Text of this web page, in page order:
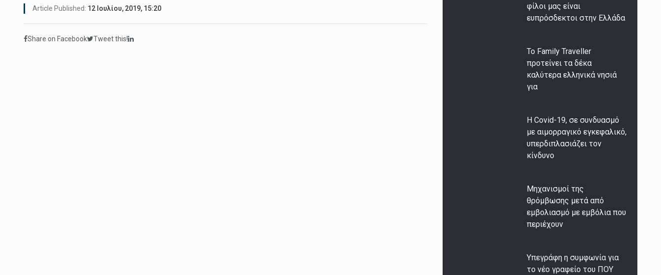
Article Published: 12 Ιουλίου, 2019, 15:20
Share on Facebook Tweet this!
φίλοι μας είναι
ευπρόσδεκτοι στην Ελλάδα
Το Family Traveller
προτείνει τα δέκα
καλύτερα ελληνικά νησιά
για
Η Covid-19, σε συνδυασμό
με αιμορραγικό εγκεφαλικό,
υπερδιπλασιάζει τον
κίνδυνο
Μηχανισμοί της
θρόμβωσης μετά από
εμβολιασμό με εμβόλια που
περιέχουν
Υπεγράφη η συμφωνία για
το νέο γραφείο του ΠΟΥ